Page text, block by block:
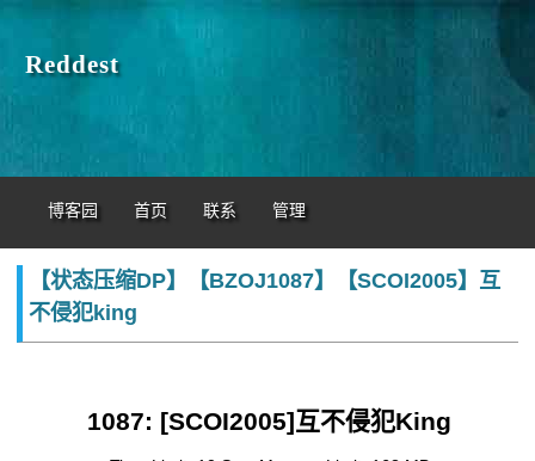
Reddest
博客园 首页 联系 管理
【状态压缩DP】【BZOJ1087】【SCOI2005】互
不侵犯king
1087: [SCOI2005]互不侵犯King